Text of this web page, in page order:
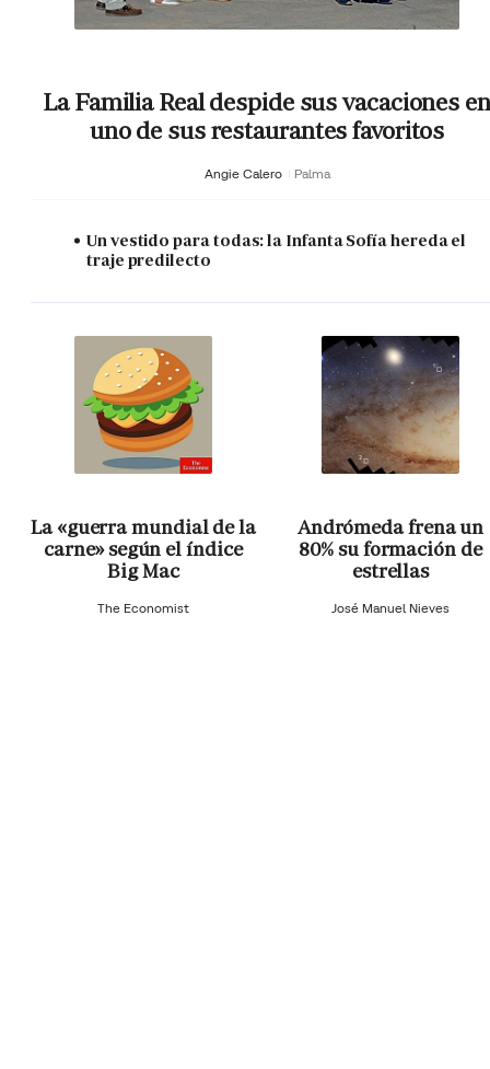
La Familia Real despide sus vacaciones en
uno de sus restaurantes favoritos
Angie Calero Palma
Un vestido para todas: la Infanta Sofía hereda el
traje predilecto
La «guerra mundial de la
carne» según el índice
Big Mac
The Economist
Andrómeda frena un
80% su formación de
estrellas
José Manuel Nieves